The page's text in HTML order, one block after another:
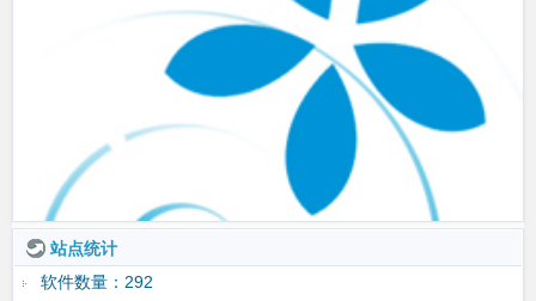
站点统计
软件数量：292